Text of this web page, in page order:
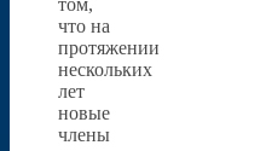
том,
что на
протяжении
нескольких
лет
новые
члены